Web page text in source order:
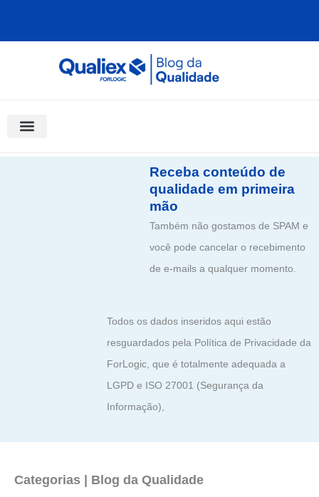
Receba conteúdo de
qualidade em primeira
mão
Também não gostamos de SPAM e
você pode cancelar o recebimento
de e-mails a qualquer momento.
Todos os dados inseridos aqui estão
resguardados pela Política de Privacidade da
ForLogic, que é totalmente adequada a
LGPD e ISO 27001 (Segurança da
Informação),
Categorias | Blog da Qualidade